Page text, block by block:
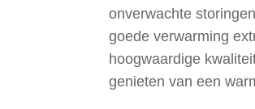
onverwachte
goede verwarming
hoogwaardige
genieten van een